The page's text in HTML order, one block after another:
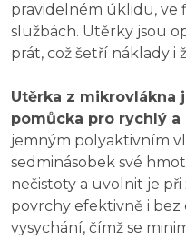
pravidelném úklidu, ve
službách. Utěrky jsou
prát, což šetří náklady i
Utěrka z
pomůcka pro rychlý
jemným polyaktivním
sedminásobek své
nečistoty a uvolnit je
povrchy efektivně i
vysychání, čímž se